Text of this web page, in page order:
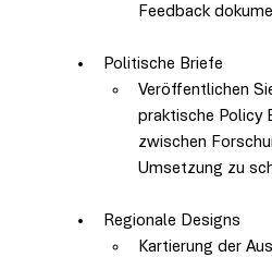
Feedback
Politische Briefe
Veröffentlichen
praktische Policy
zwischen
Umsetzung zu
Regionale Designs
Kartierung der